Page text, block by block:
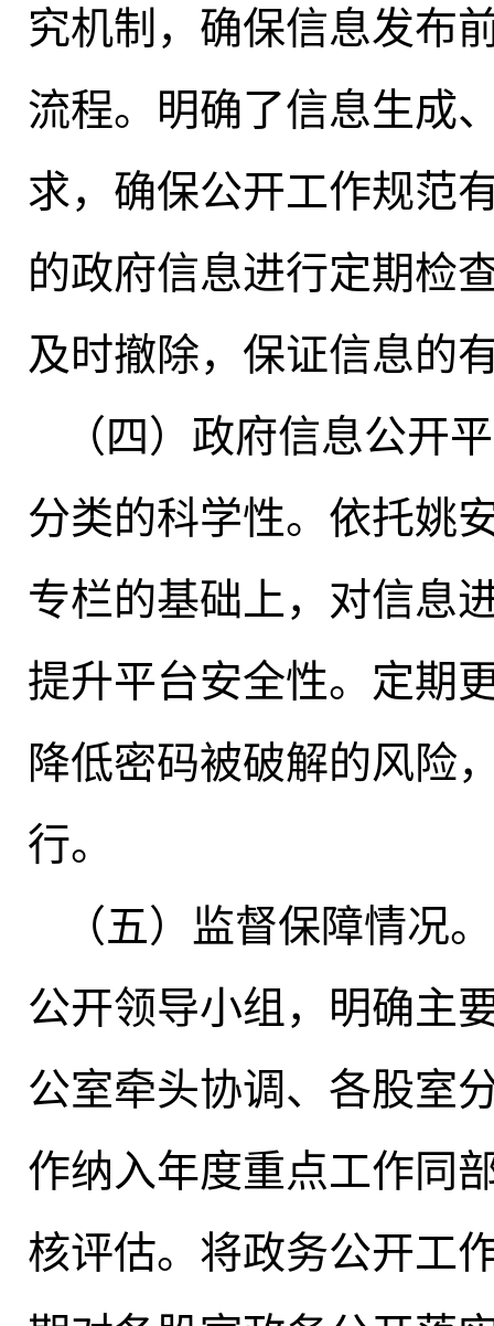
究机制，确保信息发布
流程。 明确了信息生成
求，确保公开工作规范
的政府信息进行定期检
及时撤除， 保证信息的
（四）政府信息公开
分类的科学性。 依托姚
专栏的基础上 ， 对信息
提升平台安全性。 定期
降低密码被破解的风险
行。
（五）监督保障情况。
公开领导小组，明确主
公室牵头协调、各股室
作纳入年度重点工作同
核评估。 将政务公开工